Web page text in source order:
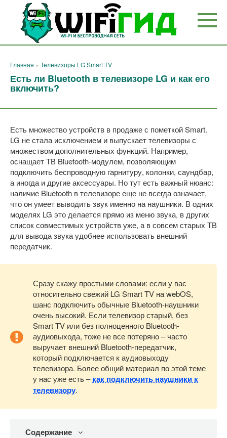
Перейти
контенту
Главная » Телевизоры LG Smart TV
Есть ли Bluetooth в телевизоре LG и как его
включить?
Есть множество устройств в продаже с пометкой Smart.
LG не стала исключением и выпускает телевизоры с
множеством дополнительных функций. Например,
оснащает ТВ Bluetooth-модулем, позволяющим
подключить беспроводную гарнитуру, колонки, саундбар,
а иногда и другие аксессуары. Но тут есть важный нюанс:
наличие Bluetooth в телевизоре еще не всегда означает,
что он умеет выводить звук именно на наушники. В одних
моделях LG это делается прямо из меню звука, в других
список совместимых устройств уже, а в совсем старых ТВ
для вывода звука удобнее использовать внешний
передатчик.
Сразу скажу простыми словами: если у вас
относительно свежий LG Smart TV на webOS,
шанс подключить обычные Bluetooth-наушники
очень высокий. Если телевизор старый, без
Smart TV или без полноценного Bluetooth-
аудиовыхода, тоже не все потеряно – часто
выручает внешний Bluetooth-передатчик,
который подключается к аудиовыходу
телевизора. Более общий материал по этой теме
у нас уже есть –как подключить наушники к
телевизору.
Содержание